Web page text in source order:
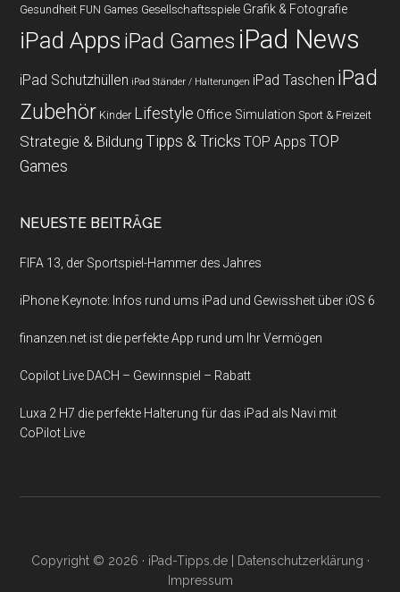
Gesundheit FUN Games Gesellschaftsspiele Grafik & Fotografie
iPad Apps iPad Games iPad News
iPad Schutzhüllen iPad Ständer / Halterungen iPad Taschen iPad
Zubehör Kinder Lifestyle Office Simulation Sport & Freizeit
Strategie & Bildung Tipps & Tricks TOP Apps TOP
Games
NEUESTE BEITRÄGE
FIFA 13, der Sportspiel-Hammer des Jahres
iPhone Keynote: Infos rund ums iPad und Gewissheit über iOS 6
finanzen.net ist die perfekte App rund um Ihr Vermögen
Copilot Live DACH – Gewinnspiel – Rabatt
Luxa 2 H7 die perfekte Halterung für das iPad als Navi mit
CoPilot Live
Copyright © 2026 · iPad-Tipps.de| Datenschutzerklärung ·
Impressum